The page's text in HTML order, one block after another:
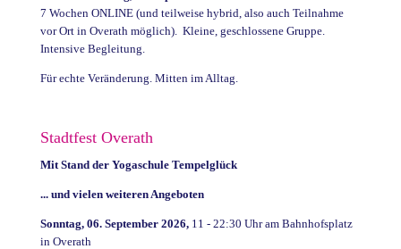
7 Wochen ONLINE (und teilweise hybrid, also auch Teilnahme
vor Ort in Overath möglich). Kleine, geschlossene Gruppe.
Intensive Begleitung.
Für echte Veränderung. Mitten im Alltag.
Stadtfest Overath
Mit Stand der Yogaschule Tempelglück
... und vielen weiteren Angeboten
Sonntag, 06. September 2026,11 - 22:30 Uhr am Bahnhofsplatz
in Overath